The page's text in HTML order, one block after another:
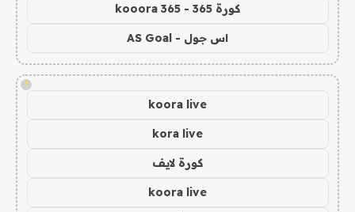
كورة 365 - kooora 365
اس جول - AS Goal
!
koora live
kora live
كورة لايف
koora live